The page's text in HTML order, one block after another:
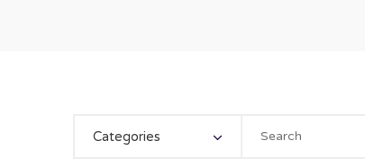
Categories